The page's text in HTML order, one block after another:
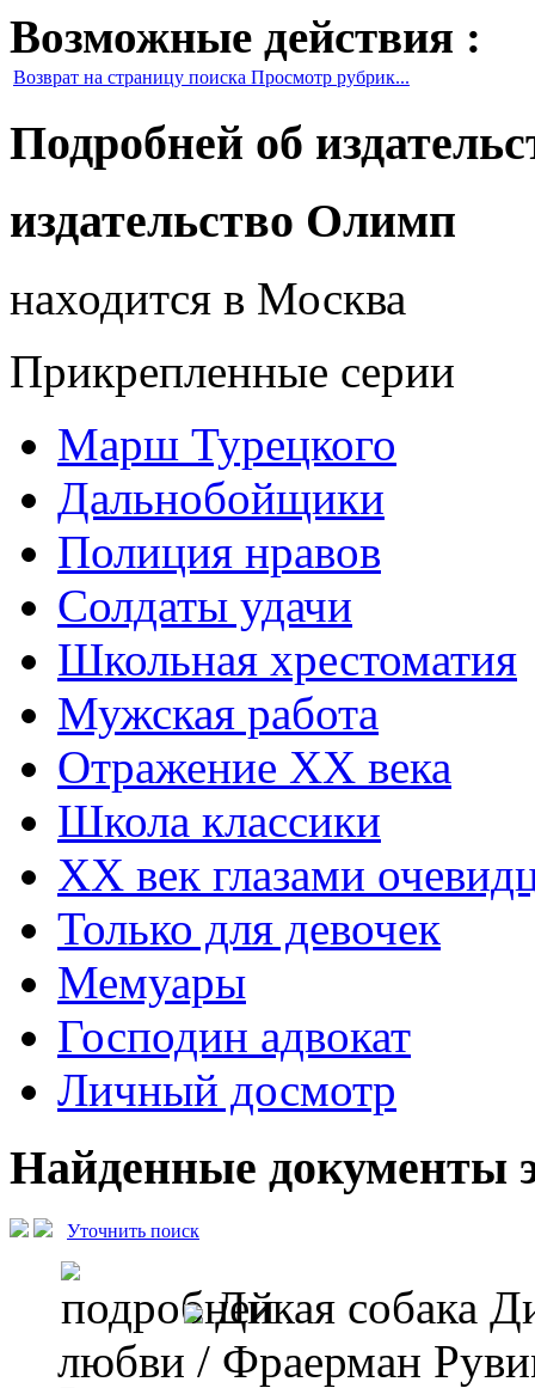
Возможные действия :
Возврат на страницу поиска Просмотр рубрик...
Подробней об
издательство Олимп
находится в Москва
Прикрепленные серии
Марш Турецкого
Дальнобойщики
Полиция нравов
Солдаты удачи
Школьная хрестоматия
Мужская работа
Отражение ХХ века
Школа классики
XX век глазами
Только для девочек
Мемуары
Господин адвокат
Личный досмотр
Найденные документы
Уточнить поиск
Дикая собака
любви / Фраерман